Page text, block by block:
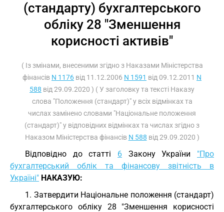
(стандарту) бухгалтерського
обліку 28 "Зменшення
корисності активів"
( Із змінами, внесеними згідно з Наказами Міністерства
фінансів N 1176 від 11.12.2006 N 1591 від 09.12.2011 N
588 від 29.09.2020 ) ( У заголовку та тексті Наказу
слова "Положення (стандарт)" у всіх відмінках та
числах замінено словами "Національне положення
(стандарт)" у відповідних відмінках та числах згідно з
Наказом Міністерства фінансів N 588 від 29.09.2020 )
Відповідно до статті 6 Закону України "Про
бухгалтерський облік та фінансову звітність в
Україні" НАКАЗУЮ:
1. Затвердити Національне положення (стандарт)
бухгалтерського обліку 28 "Зменшення корисності